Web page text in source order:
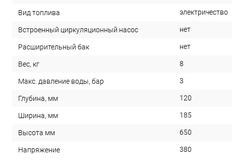
Вид топлива электричество
Встроенный циркуляционный насос нет
Расширительный бак нет
Вес, кг 8
Макс. давление воды, бар 3
Глубина, мм 120
Ширина, мм 185
Высота мм 650
Напряжение 380